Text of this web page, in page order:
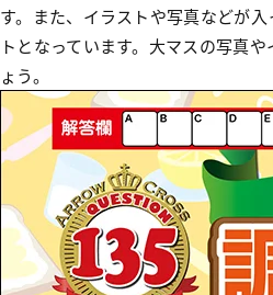
す。また、イラストや写真などが
トとなっています。大マスの写真
ょう。